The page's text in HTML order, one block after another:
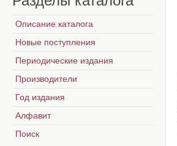
Описание каталога
Новые поступления
Периодические издания
Производители
Год издания
Алфавит
Поиск